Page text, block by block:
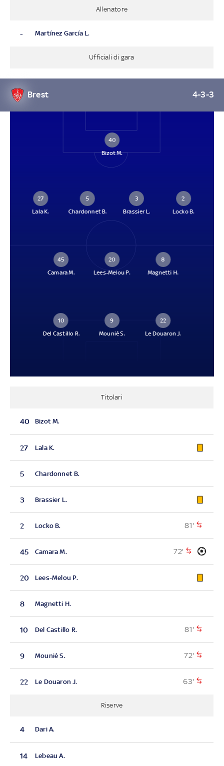
Allenatore
- Martínez García L.
Ufficiali di gara
Brest 4-3-3
40
Bizot M.
27
Lala K.
5
Chardonnet B.
3
Brassier L.
2
Locko B.
45
Camara M.
20
Lees-Melou P.
8
Magnetti H.
10
Del Castillo R.
9
Mounié S.
22
Le Douaron J.
Titolari
40 Bizot M.
27 Lala K.
5 Chardonnet B.
3 Brassier L.
2 Locko B. 81'
45 Camara M. 72'
20 Lees-Melou P.
8 Magnetti H.
10 Del Castillo R. 81'
9 Mounié S. 72'
22 Le Douaron J. 63'
Riserve
4 Dari A.
14 Lebeau A.